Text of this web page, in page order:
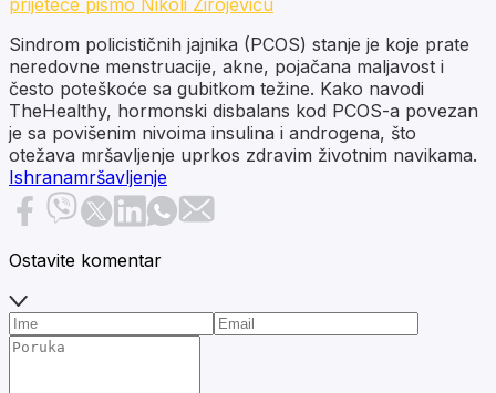
Sindrom policističnih jajnika (PCOS) stanje je koje prate
neredovne menstruacije, akne, pojačana maljavost i
često poteškoće sa gubitkom težine. Kako navodi
TheHealthy, hormonski disbalans kod PCOS-a povezan
je sa povišenim nivoima insulina i androgena, što
otežava mršavljenje uprkos zdravim životnim navikama.
Ishranamršavljenje
Ostavite komentar